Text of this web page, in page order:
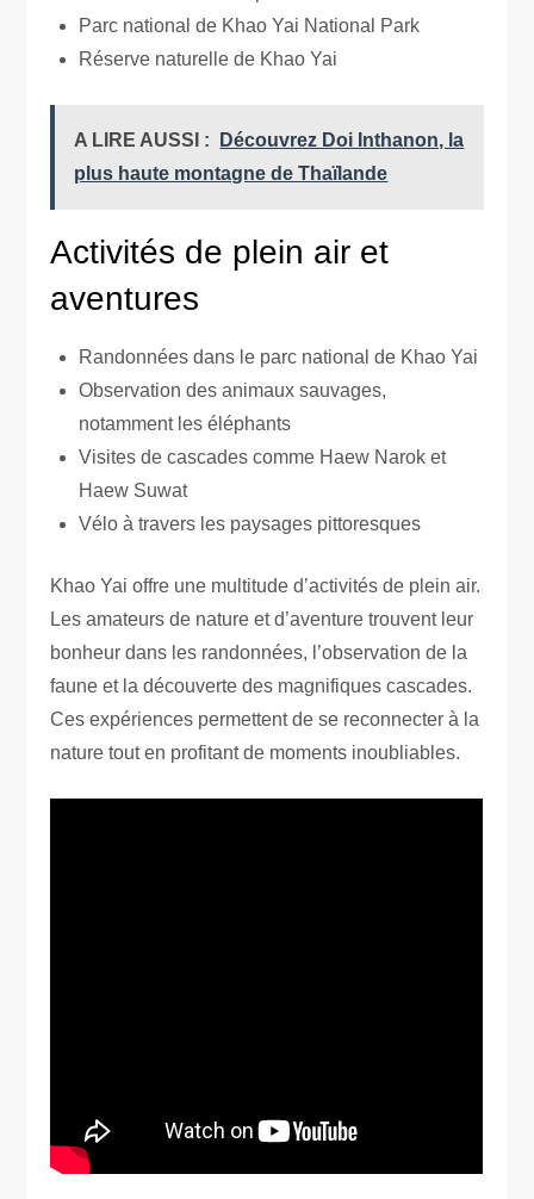
Parc national de Khao Yai National Park
Réserve naturelle de Khao Yai
A LIRE AUSSI :
Découvrez Doi Inthanon, la
plus haute montagne de Thaïlande
Activités de plein air et
aventures
Randonnées dans le parc national de Khao Yai
Observation des animaux sauvages,
notamment les éléphants
Visites de cascades comme Haew Narok et
Haew Suwat
Vélo à travers les paysages pittoresques
Khao Yai offre une multitude d’activités de plein air.
Les amateurs de nature et d’aventure trouvent leur
bonheur dans les randonnées, l’observation de la
faune et la découverte des magnifiques cascades.
Ces expériences permettent de se reconnecter à la
nature tout en profitant de moments inoubliables.